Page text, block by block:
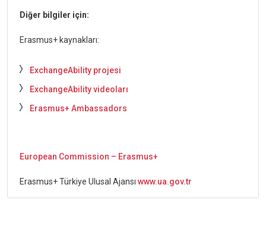
Diğer bilgiler için:
Erasmus+ kaynakları:
ExchangeAbility projesi
ExchangeAbility videoları
Erasmus+ Ambassadors
European Commission – Erasmus+
Erasmus+ Türkiye Ulusal Ajansı www.ua.gov.tr